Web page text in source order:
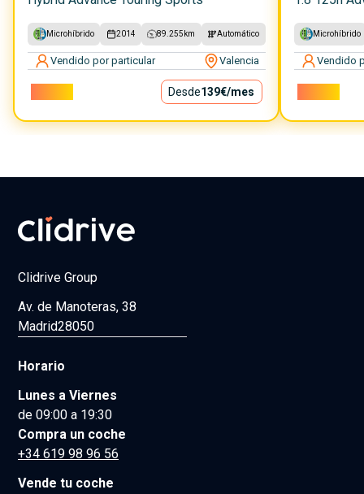
Microhíbrido 2014 89.255 km Automático
Vendido por particular Valencia
Desde139€/mes
Microhíbrido
Vendido
Clidrive Group
Av. de Manoteras, 38
Madrid28050
Horario
Lunes a Viernes
de 09:00 a 19:30
Compra un coche
+34 619 98 96 56
Vende tu coche